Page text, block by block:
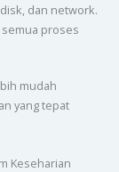
dan network.
proses
mudah
yang tepat
Keseharian